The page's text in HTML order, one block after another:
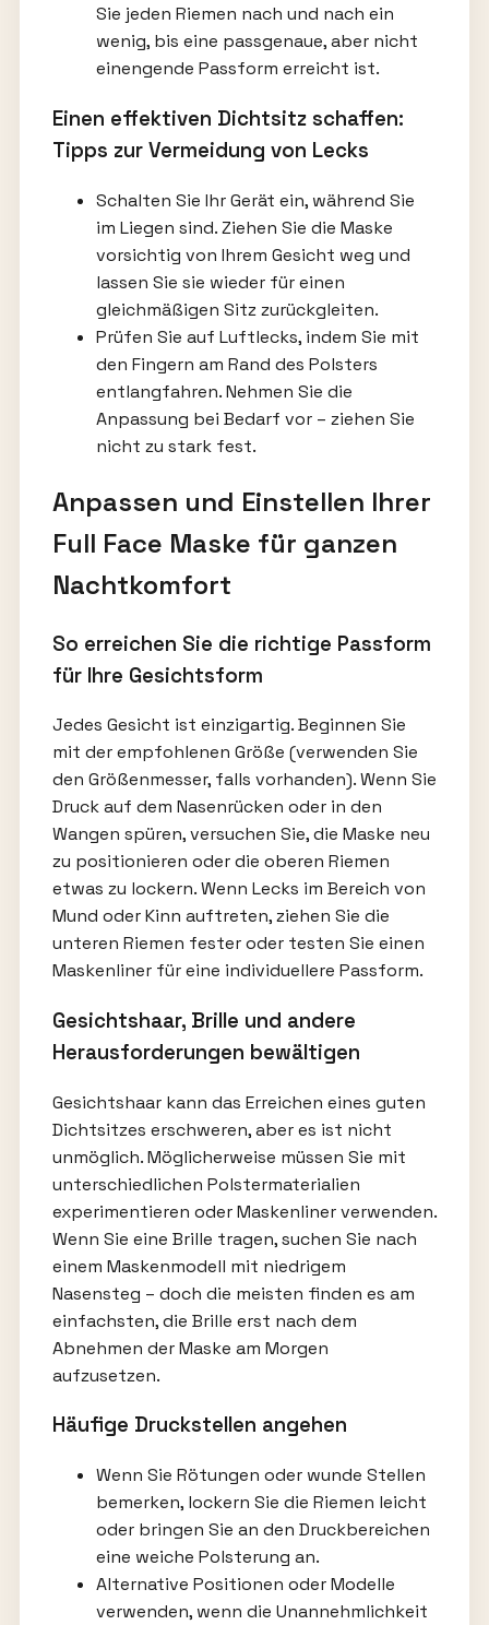
Sie jeden Riemen nach und nach ein
wenig, bis eine passgenaue, aber nicht
einengende Passform erreicht ist.
Einen effektiven Dichtsitz schaffen:
Tipps zur Vermeidung von Lecks
Schalten Sie Ihr Gerät ein, während Sie
im Liegen sind. Ziehen Sie die Maske
vorsichtig von Ihrem Gesicht weg und
lassen Sie sie wieder für einen
gleichmäßigen Sitz zurückgleiten.
Prüfen Sie auf Luftlecks, indem Sie mit
den Fingern am Rand des Polsters
entlangfahren. Nehmen Sie die
Anpassung bei Bedarf vor – ziehen Sie
nicht zu stark fest.
Anpassen und Einstellen Ihrer
Full Face Maske für ganzen
Nachtkomfort
So erreichen Sie die richtige Passform
für Ihre Gesichtsform
Jedes Gesicht ist einzigartig. Beginnen Sie
mit der empfohlenen Größe (verwenden Sie
den Größenmesser, falls vorhanden). Wenn Sie
Druck auf dem Nasenrücken oder in den
Wangen spüren, versuchen Sie, die Maske neu
zu positionieren oder die oberen Riemen
etwas zu lockern. Wenn Lecks im Bereich von
Mund oder Kinn auftreten, ziehen Sie die
unteren Riemen fester oder testen Sie einen
Maskenliner für eine individuellere Passform.
Gesichtshaar, Brille und andere
Herausforderungen bewältigen
Gesichtshaar kann das Erreichen eines guten
Dichtsitzes erschweren, aber es ist nicht
unmöglich. Möglicherweise müssen Sie mit
unterschiedlichen Polstermaterialien
experimentieren oder Maskenliner verwenden.
Wenn Sie eine Brille tragen, suchen Sie nach
einem Maskenmodell mit niedrigem
Nasensteg – doch die meisten finden es am
einfachsten, die Brille erst nach dem
Abnehmen der Maske am Morgen
aufzusetzen.
Häufige Druckstellen angehen
Wenn Sie Rötungen oder wunde Stellen
bemerken, lockern Sie die Riemen leicht
oder bringen Sie an den Druckbereichen
eine weiche Polsterung an.
Alternative Positionen oder Modelle
verwenden, wenn die Unannehmlichkeit